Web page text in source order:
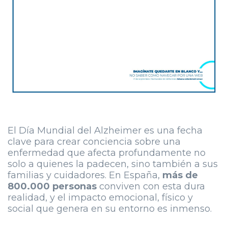
El Día Mundial del Alzheimer es una fecha
clave para crear conciencia sobre una
enfermedad que afecta profundamente no
solo a quienes la padecen, sino también a sus
familias y cuidadores. En España, más de
800.000 personas conviven con esta dura
realidad, y el impacto emocional, físico y
social que genera en su entorno es inmenso.